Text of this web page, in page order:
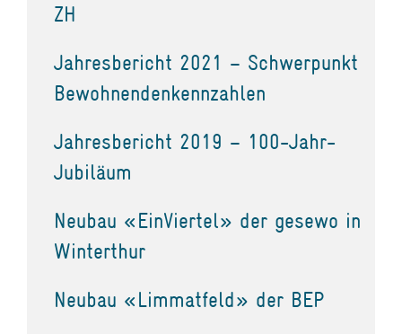
ZH
Jahresbericht 2021 – Schwerpunkt
Bewohnendenkennzahlen
Jahresbericht 2019 – 100-Jahr-
Jubiläum
Neubau «EinViertel» der gesewo in
Winterthur
Neubau «Limmatfeld» der BEP